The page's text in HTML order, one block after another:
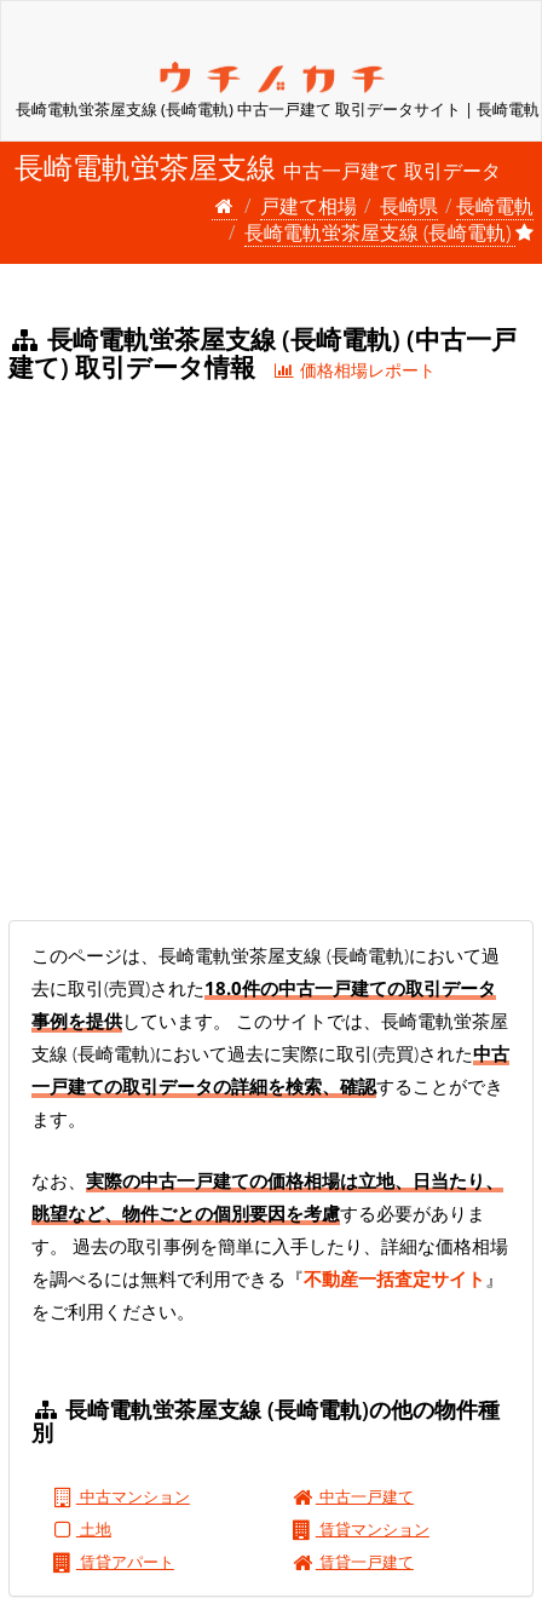
長崎電軌蛍茶屋支線 (長崎電軌) 中古一戸建て 取引データサイト | 長崎電軌
長崎電軌蛍茶屋支線 中古一戸建て 取引データ
戸建て相場
長崎県
長崎電軌
長崎電軌蛍茶屋支線 (長崎電軌)
長崎電軌蛍茶屋支線 (長崎電軌) (中古一戸
建て) 取引データ情報
価格相場レポート
このページは、長崎電軌蛍茶屋支線 (長崎電軌)において過
去に取引(売買)された18.0件の中古一戸建ての取引データ
事例を提供しています。 このサイトでは、長崎電軌蛍茶屋
支線 (長崎電軌)において過去に実際に取引(売買)された中古
一戸建ての取引データの詳細を検索、確認することができ
ます。
なお、 実際の中古一戸建ての価格相場は立地、日当たり、
眺望など、物件ごとの個別要因を考慮する必要がありま
す。 過去の取引事例を簡単に入手したり、詳細な価格相場
を調べるには無料で利用できる『不動産一括査定サイト 』
をご利用ください。
長崎電軌蛍茶屋支線 (長崎電軌)の他の物件種
別
中古マンション
中古一戸建て
土地
賃貸マンション
賃貸アパート
賃貸一戸建て